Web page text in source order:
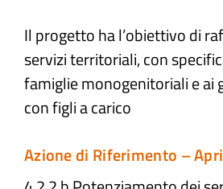
Il progetto ha l’obiettivo di
servizi territoriali, con
famiglie monogenitoriali e ai
con figli a carico
Azione di Riferimento –